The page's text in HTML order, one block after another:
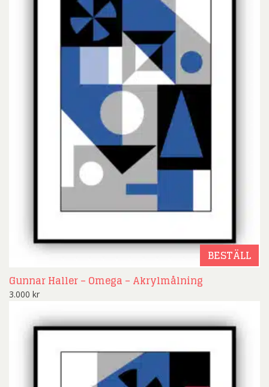
BESTÄLL
Gunnar Haller – Omega – Akrylmålning
3.000 kr